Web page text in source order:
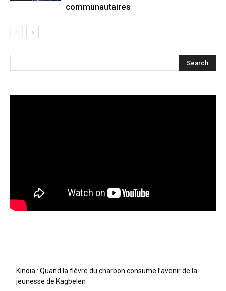
communautaires
Kindia : Quand la fièvre du charbon consume l’avenir de la
jeunesse de Kagbelen